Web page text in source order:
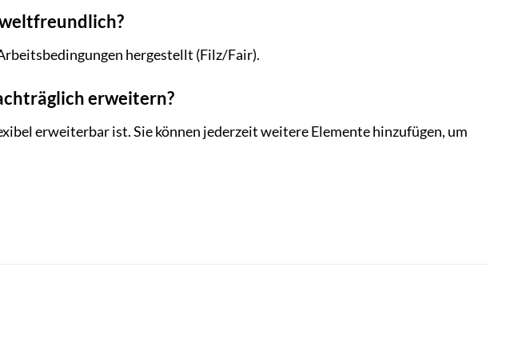
hergestellt (Filz/Fair).
erweitern?
erweiterbar ist. Sie können jederzeit weitere Elemente hinzufügen, um